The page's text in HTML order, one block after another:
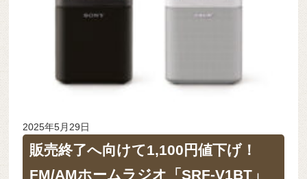
2025年5月29日
販売終了へ向けて1,100円値下げ！
FM/AMホームラジオ「SRF-V1BT」